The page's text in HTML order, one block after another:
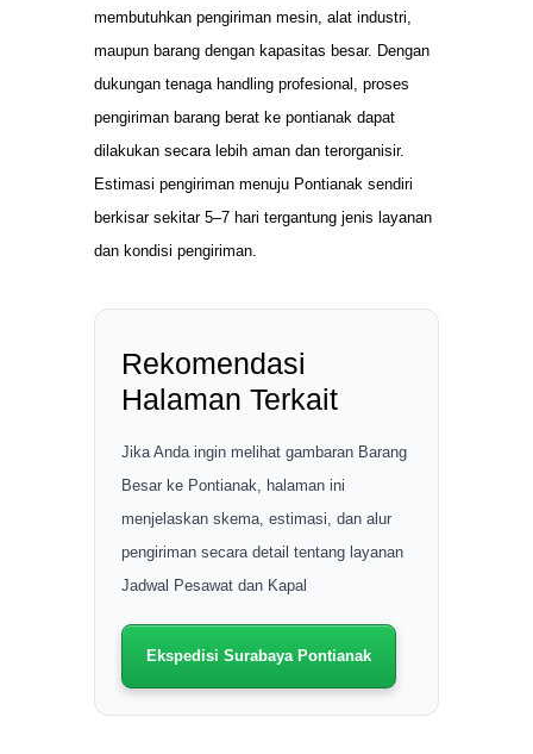
membutuhkan pengiriman mesin, alat industri,
maupun barang dengan kapasitas besar. Dengan
dukungan tenaga handling profesional, proses
pengiriman barang berat ke pontianak dapat
dilakukan secara lebih aman dan terorganisir.
Estimasi pengiriman menuju Pontianak sendiri
berkisar sekitar 5–7 hari tergantung jenis layanan
dan kondisi pengiriman.
Rekomendasi
Halaman Terkait
Jika Anda ingin melihat gambaran Barang
Besar ke Pontianak, halaman ini
menjelaskan skema, estimasi, dan alur
pengiriman secara detail tentang layanan
Jadwal Pesawat dan Kapal
Ekspedisi Surabaya Pontianak